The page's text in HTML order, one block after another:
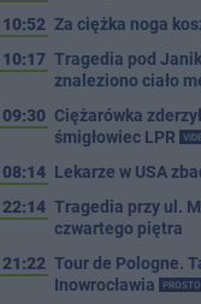
10:52 Za ciężka noga
10:17 Tragedia pod
znaleziono ciało
09:30 Ciężarówka
śmigłowiec LPR
08:14 Lekarze w USA
22:14 Tragedia przy ul.
czwartego piętra
21:22 Tour de Pologne.
Inowrocławia